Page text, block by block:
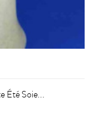
Été Soie...